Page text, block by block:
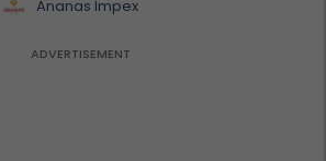
Ananas Impex